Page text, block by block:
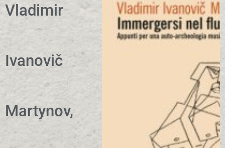
Vladimir
Ivanovič
Martynov,